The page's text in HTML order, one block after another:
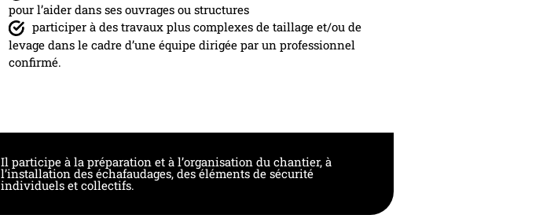
pour l’aider dans ses ouvrages ou structures
participer à des travaux plus complexes de taillage et/ou de
levage dans le cadre d’une équipe dirigée par un professionnel
confirmé.
Il participe à la préparation et à l’organisation du chantier, à
l’installation des échafaudages, des éléments de sécurité
individuels et collectifs.